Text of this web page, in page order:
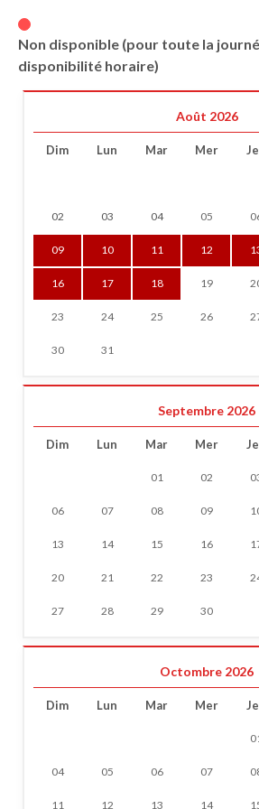
Non disponible (pour toute la
disponibilité horaire)
Août 2026
Dim Lun Mar Mer
02 03 04 05
09 10 11 12
16 17 18 19
23 24 25 26
30 31
Septembre 2026
Dim Lun Mar Mer
01 02
06 07 08 09
13 14 15 16
20 21 22 23
27 28 29 30
Octombre 2026
Dim Lun Mar Mer
04 05 06 07
11 12 13 14